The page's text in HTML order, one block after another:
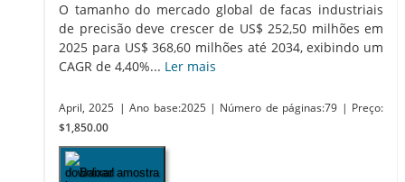
O tamanho do mercado global de facas industriais
de precisão deve crescer de US$ 252,50 milhões em
2025 para US$ 368,60 milhões até 2034, exibindo um
CAGR de 4,40%... Ler mais
April, 2025 | Ano base:2025 | Número de páginas:79 | Preço:
$1,850.00
Baixar amostra